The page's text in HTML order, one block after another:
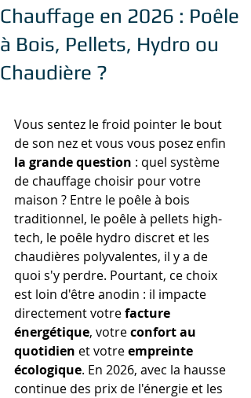
Chauffage en 2026 : Poêle
à Bois, Pellets, Hydro ou
Chaudière ?
Vous sentez le froid pointer le bout
de son nez et vous vous posez enfin
la grande question : quel système
de chauffage choisir pour votre
maison ? Entre le poêle à bois
traditionnel, le poêle à pellets high-
tech, le poêle hydro discret et les
chaudières polyvalentes, il y a de
quoi s'y perdre. Pourtant, ce choix
est loin d'être anodin : il impacte
directement votre facture
énergétique, votre confort au
quotidien et votre empreinte
écologique. En 2026, avec la hausse
continue des prix de l'énergie et les